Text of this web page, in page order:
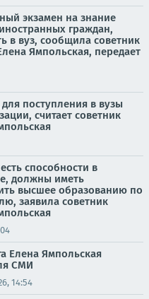
экзамен на знание
граждан,
в вуз, сообщила советник
Ямпольская, передает
поступления в вузы
считает советник
способности в
должны иметь
высшее образованию по
заявила советник
Елена Ямпольская
СМИ
14:54